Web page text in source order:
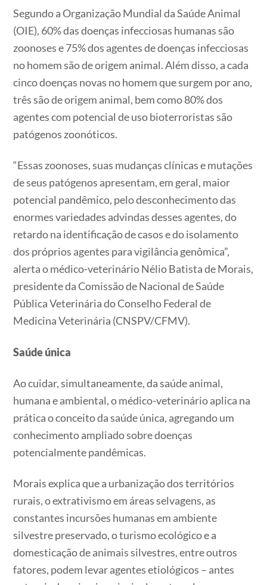
Segundo a Organização Mundial da Saúde Animal
(OIE), 60% das doenças infecciosas humanas são
zoonoses e 75% dos agentes de doenças infecciosas
no homem são de origem animal. Além disso, a cada
cinco doenças novas no homem que surgem por ano,
três são de origem animal, bem como 80% dos
agentes com potencial de uso bioterroristas são
patógenos zoonóticos.
“Essas zoonoses, suas mudanças clínicas e mutações
de seus patógenos apresentam, em geral, maior
potencial pandêmico, pelo desconhecimento das
enormes variedades advindas desses agentes, do
retardo na identificação de casos e do isolamento
dos próprios agentes para vigilância genômica”,
alerta o médico-veterinário Nélio Batista de Morais,
presidente da Comissão de Nacional de Saúde
Pública Veterinária do Conselho Federal de
Medicina Veterinária (CNSPV/CFMV).
Saúde única
Ao cuidar, simultaneamente, da saúde animal,
humana e ambiental, o médico-veterinário aplica na
prática o conceito da saúde única, agregando um
conhecimento ampliado sobre doenças
potencialmente pandêmicas.
Morais explica que a urbanização dos territórios
rurais, o extrativismo em áreas selvagens, as
constantes incursões humanas em ambiente
silvestre preservado, o turismo ecológico e a
domesticação de animais silvestres, entre outros
fatores, podem levar agentes etiológicos – antes